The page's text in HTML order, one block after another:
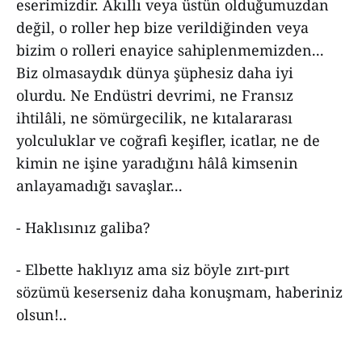
eserimizdir. Akıllı veya üstün olduğumuzdan
değil, o roller hep bize verildiğinden veya
bizim o rolleri enayice sahiplenmemizden...
Biz olmasaydık dünya şüphesiz daha iyi
olurdu. Ne Endüstri devrimi, ne Fransız
ihtilâli, ne sömürgecilik, ne kıtalararası
yolculuklar ve coğrafi keşifler, icatlar, ne de
kimin ne işine yaradığını hâlâ kimsenin
anlayamadığı savaşlar...
- Haklısınız galiba?
- Elbette haklıyız ama siz böyle zırt-pırt
sözümü keserseniz daha konuşmam, haberiniz
olsun!..